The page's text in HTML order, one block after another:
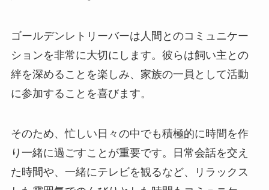
ゴールデンレトリーバーは人間とのコミュニケー
ションを非常に大切にします。彼らは飼い主との
絆を深めることを楽しみ、家族の一員として活動
に参加することを喜びます。
そのため、忙しい日々の中でも積極的に時間を作
り一緒に過ごすことが重要です。日常会話を交え
た時間や、一緒にテレビを観るなど、リラックス